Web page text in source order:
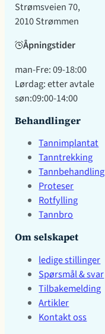
Strømsveien 70,
2010 Strømmen
Åpningstider
man-Fre: 09-18:00
Lørdag: etter avtale
søn:09:00-14:00
Behandlinger
Tannimplantat
Tanntrekking
Tannbehandling
Proteser
Rotfylling
Tannbro
Om selskapet
ledige stillinger
Spørsmål & svar
Tilbakemelding
Artikler
Kontakt oss